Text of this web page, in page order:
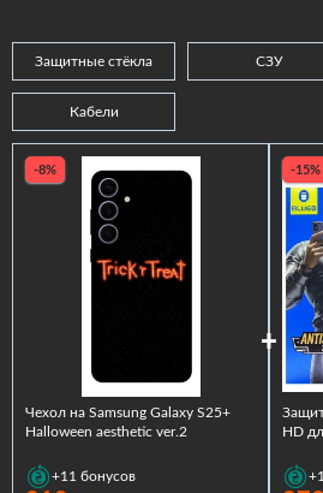
Защитные стёкла СЗУ
Кабели
-8%
Чехол на Samsung Galaxy S25+
Halloween aesthetic ver.2
+11 бонусов
-15%
HD